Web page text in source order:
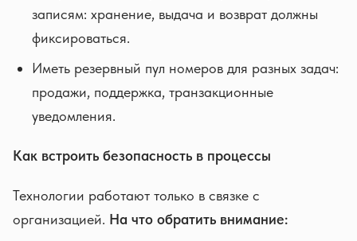
записям: хранение, выдача и возврат должны
фиксироваться.
Иметь резервный пул номеров для разных задач:
продажи, поддержка, транзакционные
уведомления.
Как встроить безопасность в процессы
Технологии работают только в связке с
организацией. На что обратить внимание: